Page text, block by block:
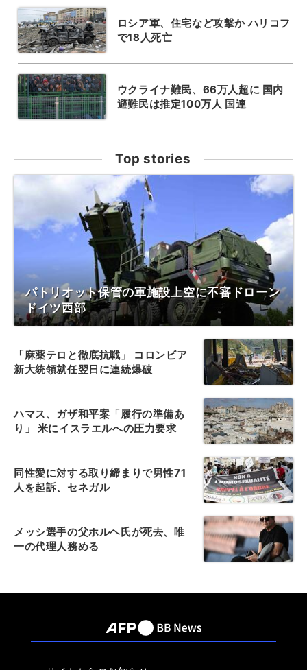
ロシア軍、住宅など攻撃か ハリコフ
で18人死亡
ウクライナ難民、66万人超に 国内
避難民は推定100万人 国連
Top stories
パトリオット保管の軍施設上空に不審ドローン
ドイツ西部
「麻薬テロと徹底抗戦」 コロンビア
新大統領就任翌日に連続爆破
ハマス、ガザ和平案「履行の準備あ
り」 米にイスラエルへの圧力要求
同性愛に対する取り締まりで男性71
人を起訴、セネガル
メッシ選手の父ホルヘ氏が死去、唯
一の代理人務める